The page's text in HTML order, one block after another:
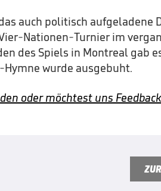
auch politisch aufgeladene
Nationen-Turnier im
des Spiels in Montreal gab
Hymne wurde ausgebuht.
oder möchtest uns